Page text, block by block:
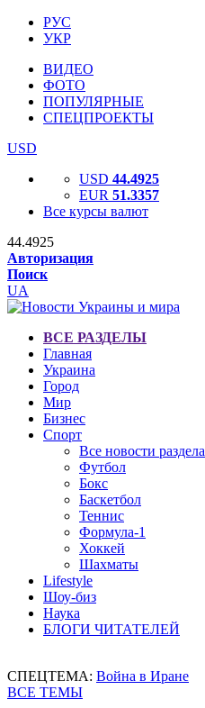
РУС
УКР
ВИДЕО
ФОТО
ПОПУЛЯРНЫЕ
СПЕЦПРОЕКТЫ
USD
USD 44.4925
EUR 51.3357
Все курсы валют
44.4925
Авторизация
Поиск
UA
ВСЕ РАЗДЕЛЫ
Главная
Украина
Город
Мир
Бизнес
Спорт
Все новости раздела
Футбол
Бокс
Баскетбол
Теннис
Формула-1
Хоккей
Шахматы
Lifestyle
Шоу-биз
Наука
БЛОГИ ЧИТАТЕЛЕЙ
СПЕЦТЕМА: Война в Иране
ВСЕ ТЕМЫ